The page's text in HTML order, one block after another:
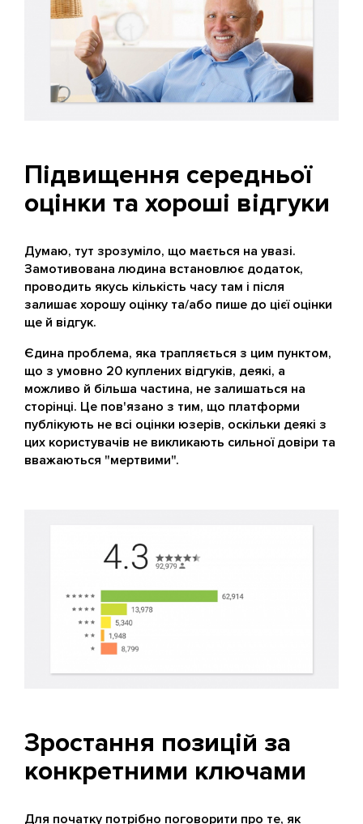
Підвищення середньої
оцінки та хороші відгуки
Думаю, тут зрозуміло, що мається на увазі.
Замотивована людина встановлює додаток,
проводить якусь кількість часу там і після
залишає хорошу оцінку та/або пише до цієї оцінки
ще й відгук.
Єдина проблема, яка трапляється з цим пунктом,
що з умовно 20 куплених відгуків, деякі, а
можливо й більша частина, не залишаться на
сторінці. Це пов'язано з тим, що платформи
публікують не всі оцінки юзерів, оскільки деякі з
цих користувачів не викликають сильної довіри та
вважаються "мертвими".
Зростання позицій за
конкретними ключами
Для початку потрібно поговорити про те, як